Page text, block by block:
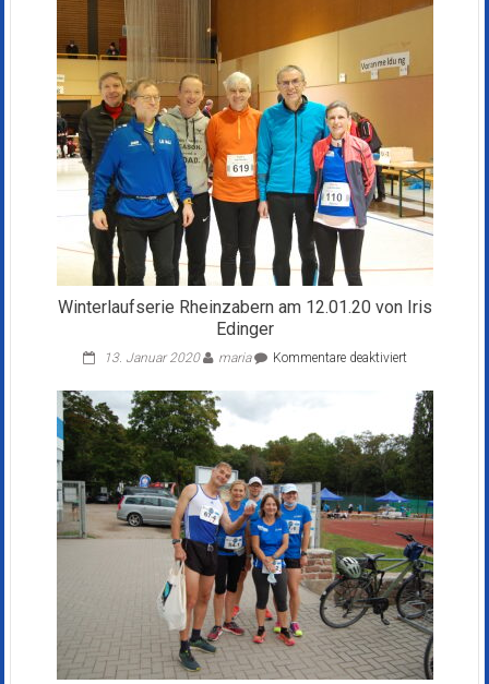
Winterlaufserie Rheinzabern am 12.01.20 von Iris
Edinger
13. Januar 2020 maria Kommentare deaktiviertfür
Rheinzabern
am
12.01.20
von
Iris
Edinger